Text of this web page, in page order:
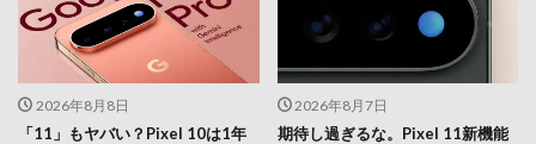
2026年8月8日
「11」もヤバい？Pixel 10は1年
2026年8月7日
期待し過ぎるな。Pixel 11新機能